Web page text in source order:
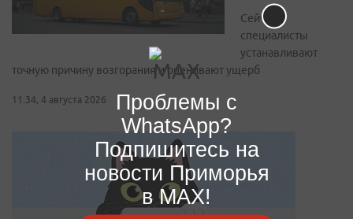
Сейчас
специалисты
устанавливают
точную причину возгорания и оценивают ущерб
11:34, 4 августа 2026
Проблемы с
WhatsApp?
Подпишитесь на
новости Приморья
в MAX!